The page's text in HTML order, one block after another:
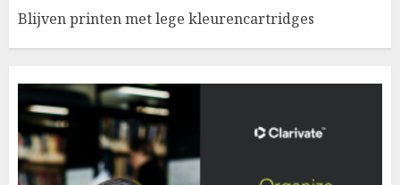
Blijven printen met lege kleurencartridges